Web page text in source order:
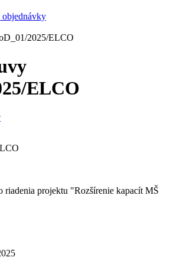
2025/ELCO
ELCO
riadenia projektu "Rozšírenie kapacít MŠ